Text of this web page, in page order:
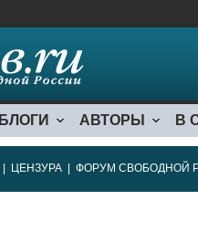
БЛОГИ АВТОРЫ В
ЦЕНЗУРА ФОРУМ СВОБОДНОЙ